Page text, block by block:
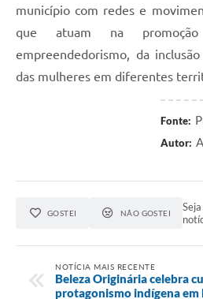
município com redes e
que atuam na
empreendedorismo, da
das mulheres em diferentes
Fonte:
Autor:
GOSTEI NÃO GOSTEI
NOTÍCIA MAIS RECENTE
Beleza Originária celebra
protagonismo indígena em